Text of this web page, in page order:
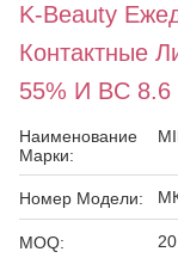
K-Beauty
Контактные
55% И BC 8.6
Наименование
Марки:
Номер Модели:
MOQ: